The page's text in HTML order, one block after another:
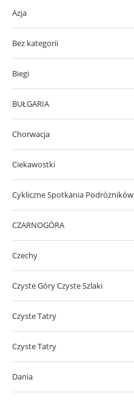
Azja
Bez kategorii
Biegi
BUŁGARIA
Chorwacja
Ciekawostki
Cykliczne Spotkania Podróżników
CZARNOGÓRA
Czechy
Czyste Góry Czyste Szlaki
Czyste Tatry
Czyste Tatry
Dania